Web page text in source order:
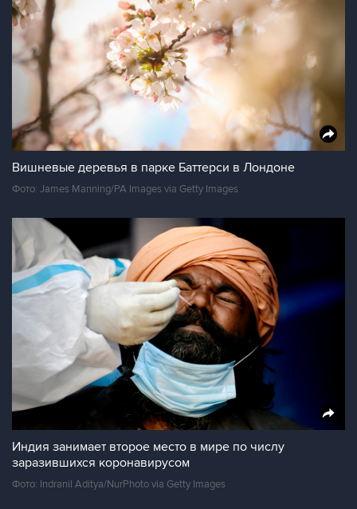
Вишневые деревья в парке Баттерси в Лондоне
Фото: James Manning/PA Images via Getty Images
Индия занимает второе место в мире по числу
заразившихся коронавирусом
Фото: Indranil Aditya/NurPhoto via Getty Images